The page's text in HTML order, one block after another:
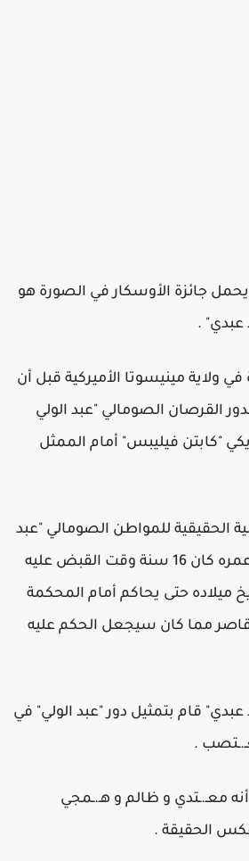
جائزة الأوسكار في الصورة هو
عبدي" .
ولاية مينيسوتا الأميركية قبل أن
القرصان الصومالي "عبد الولي
"كابتن فيليبس" أمام الممثل
الحقيقية للمواطن الصومالي "عبد
الولي موسى" و قيل أن عمره كان 16 سنة وقت القبض عليه
ميلاده حتى يحاكم أمام المحكمة
مما كان سيجعل الحكم عليه
قام بتمثيل دور "عبد الولي" في
.
معـ.ـتدي و ظالم و هـ.ـمجي
الحقيقة .